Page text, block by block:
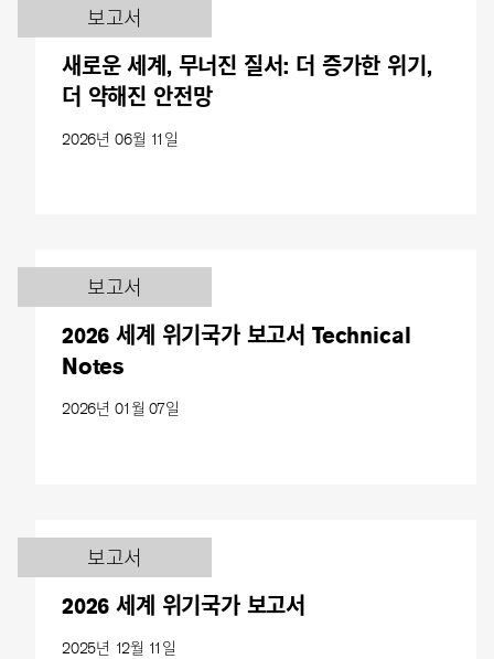
보고서
새로운 세계, 무너진 질서: 더 증가한 위기,
더 약해진 안전망
2026년 06월 11일
보고서
2026 세계 위기국가 보고서 Technical
Notes
2026년 01월 07일
보고서
2026 세계 위기국가 보고서
2025년 12월 11일